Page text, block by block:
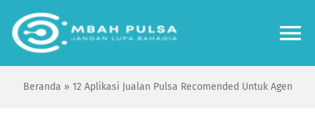
content
Home
Beranda » 12 Aplikasi Jualan Pulsa Recomended Untuk Agen